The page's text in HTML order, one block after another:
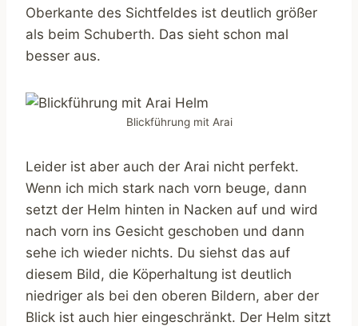
Oberkante des Sichtfeldes ist deutlich größer
als beim Schuberth. Das sieht schon mal
besser aus.
Blickführung mit Arai
Leider ist aber auch der Arai nicht perfekt.
Wenn ich mich stark nach vorn beuge, dann
setzt der Helm hinten in Nacken auf und wird
nach vorn ins Gesicht geschoben und dann
sehe ich wieder nichts. Du siehst das auf
diesem Bild, die Köperhaltung ist deutlich
niedriger als bei den oberen Bildern, aber der
Blick ist auch hier eingeschränkt. Der Helm sitzt